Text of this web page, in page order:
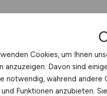
Cookies, um Ihnen
anzuzeigen. Davon sind
notwendig, während andere
Funktionen anzubieten.